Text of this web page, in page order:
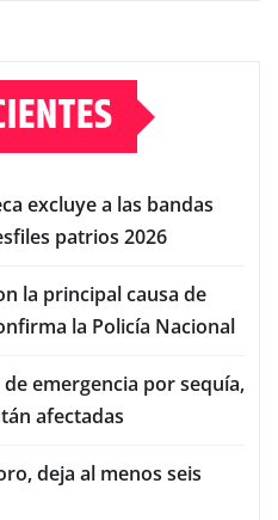
excluye a las bandas
patrios 2026
la principal causa de
la Policía Nacional
emergencia por sequía,
afectadas
deja al menos seis